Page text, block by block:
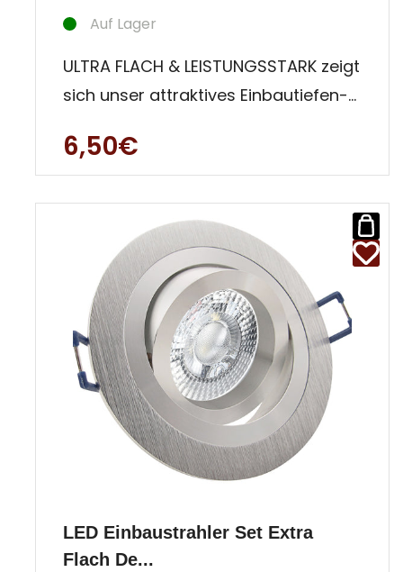
Auf Lager
ULTRA FLACH & LEISTUNGSSTARK zeigt
sich unser attraktives Einbautiefen-
6,50€
LED Einbaustrahler Set Extra
Flach De...